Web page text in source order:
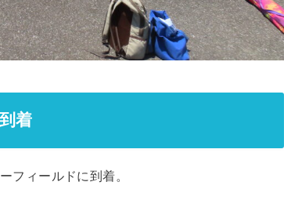
着
フィールドに到着。